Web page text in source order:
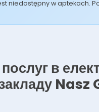
niedostępny w
в
Nasz